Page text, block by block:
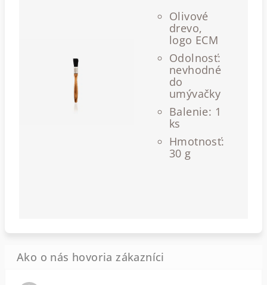
Olivové
drevo,
logo ECM
Odolnosť:
nevhodné
do
umývačky
Balenie: 1
ks
Hmotnosť:
30 g